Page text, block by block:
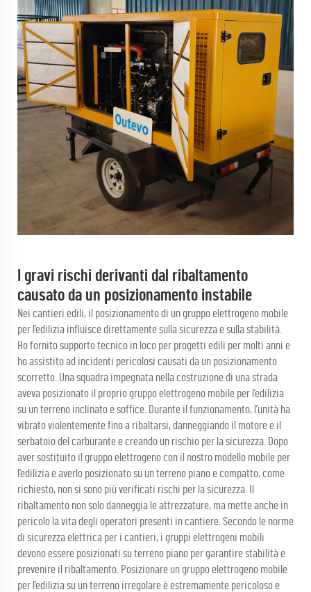
I gravi rischi derivanti dal ribaltamento
causato da un posizionamento instabile
Nei cantieri edili, il posizionamento di un gruppo elettrogeno mobile
per l’edilizia influisce direttamente sulla sicurezza e sulla stabilità.
Ho fornito supporto tecnico in loco per progetti edili per molti anni e
ho assistito ad incidenti pericolosi causati da un posizionamento
scorretto. Una squadra impegnata nella costruzione di una strada
aveva posizionato il proprio gruppo elettrogeno mobile per l’edilizia
su un terreno inclinato e soffice. Durante il funzionamento, l’unità ha
vibrato violentemente fino a ribaltarsi, danneggiando il motore e il
serbatoio del carburante e creando un rischio per la sicurezza. Dopo
aver sostituito il gruppo elettrogeno con il nostro modello mobile per
l’edilizia e averlo posizionato su un terreno piano e compatto, come
richiesto, non si sono più verificati rischi per la sicurezza. Il
ribaltamento non solo danneggia le attrezzature, ma mette anche in
pericolo la vita degli operatori presenti in cantiere. Secondo le norme
di sicurezza elettrica per i cantieri, i gruppi elettrogeni mobili
devono essere posizionati su terreno piano per garantire stabilità e
prevenire il ribaltamento. Posizionare un gruppo elettrogeno mobile
per l’edilizia su un terreno irregolare è estremamente pericoloso e